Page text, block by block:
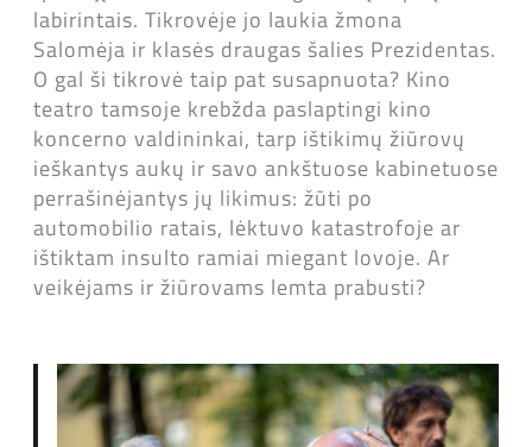
labirintais. Tikrovėje jo laukia žmona
Salomėja ir klasės draugas šalies Prezidentas.
O gal ši tikrovė taip pat susapnuota? Kino
teatro tamsoje krebžda paslaptingi kino
koncerno valdininkai, tarp ištikimų žiūrovų
ieškantys aukų ir savo ankštuose kabinetuose
perrašinėjantys jų likimus: žūti po
automobilio ratais, lėktuvo katastrofoje ar
ištiktam insulto ramiai miegant lovoje. Ar
veikėjams ir žiūrovams lemta prabusti?